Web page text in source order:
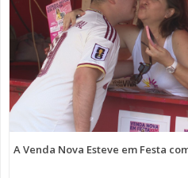
A Venda Nova Esteve em Festa